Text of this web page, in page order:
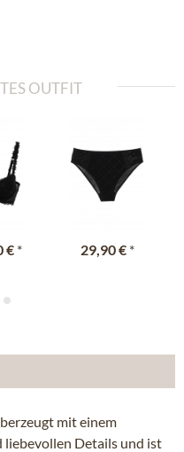
OUTFIT
€ * 29,90 € *
mit einem
liebevollen Details und ist